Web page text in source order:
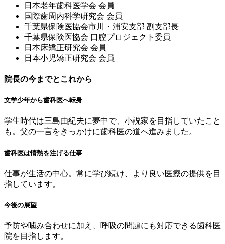
⽇本⽼年⻭科医学会 会員
国際⻭周内科学研究会 会員
千葉県保険医協会市川・浦安⽀部 副⽀部⻑
千葉県保険医協会 ⼝腔プロジェクト委員
⽇本床矯正研究会 会員
⽇本⼩児矯正研究会 会員
院長の今までとこれから
文学少年から歯科医へ転身
学生時代は三島由紀夫に夢中で、小説家を目指していたこと
も。父の一言をきっかけに歯科医の道へ進みました。
歯科医は情熱を注げる仕事
仕事が生活の中心。常に学び続け、より良い医療の提供を目
指しています。
今後の展望
予防や噛み合わせに加え、呼吸の問題にも対応できる歯科医
院を目指します。